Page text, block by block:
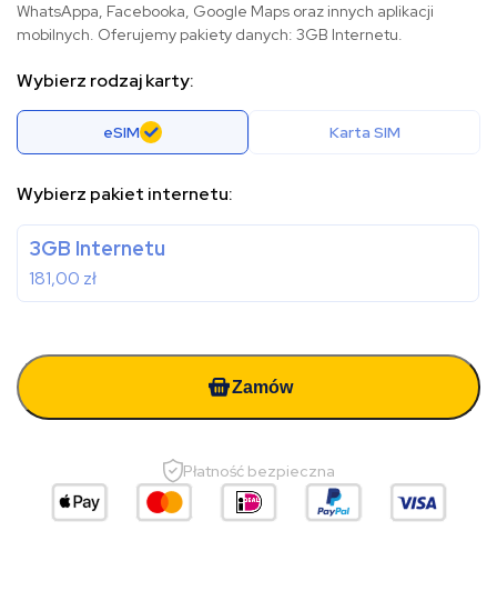
WhatsAppa, Facebooka, Google Maps oraz innych aplikacji
mobilnych. Oferujemy pakiety danych: 3GB Internetu.
Wybierz rodzaj karty:
eSIM Karta SIM
Wybierz pakiet internetu:
3GB Internetu
181,00 zł
Zamów
Płatność bezpieczna